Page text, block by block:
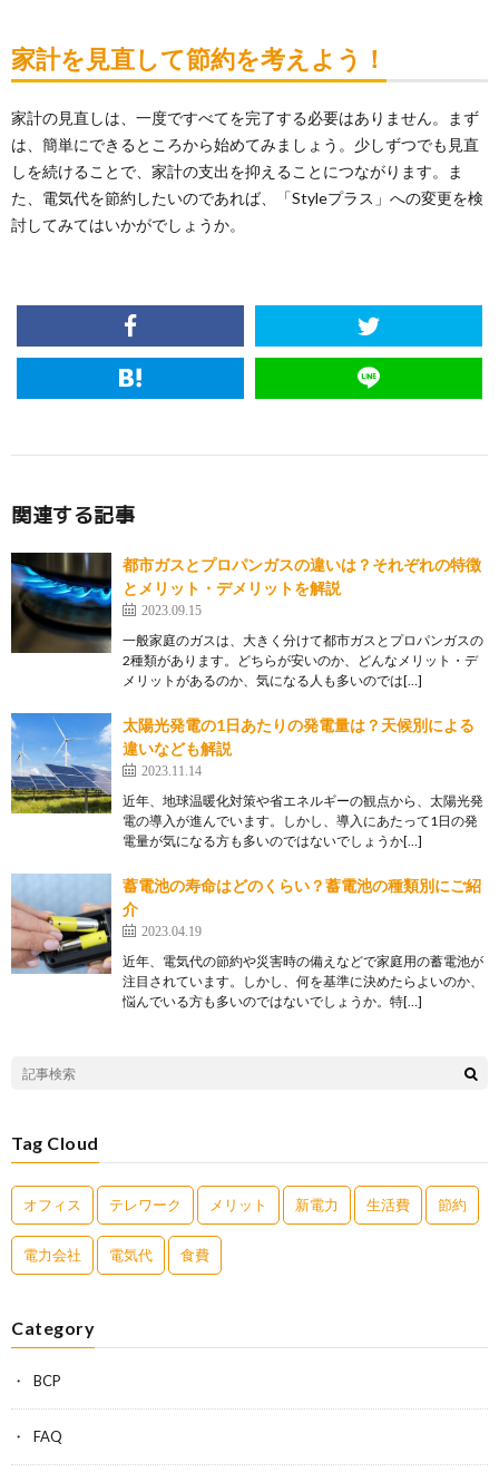
家計を見直して節約を考えよう！
家計の見直しは、一度ですべてを完了する必要はありません。まず
は、簡単にできるところから始めてみましょう。少しずつでも見直
しを続けることで、家計の支出を抑えることにつながります。ま
た、電気代を節約したいのであれば、「Styleプラス」への変更を検
討してみてはいかがでしょうか。
関連する記事
都市ガスとプロパンガスの違いは？それぞれの特徴
とメリット・デメリットを解説
2023.09.15
一般家庭のガスは、大きく分けて都市ガスとプロパンガスの
2種類があります。どちらが安いのか、どんなメリット・デ
メリットがあるのか、気になる人も多いのでは[…]
太陽光発電の1日あたりの発電量は？天候別による
違いなども解説
2023.11.14
近年、地球温暖化対策や省エネルギーの観点から、太陽光発
電の導入が進んでいます。しかし、導入にあたって1日の発
電量が気になる方も多いのではないでしょうか[…]
蓄電池の寿命はどのくらい？蓄電池の種類別にご紹
介
2023.04.19
近年、電気代の節約や災害時の備えなどで家庭用の蓄電池が
注目されています。しかし、何を基準に決めたらよいのか、
悩んでいる方も多いのではないでしょうか。特[…]
Tag Cloud
オフィス テレワーク メリット 新電力 生活費 節約
電力会社 電気代 食費
Category
BCP
FAQ